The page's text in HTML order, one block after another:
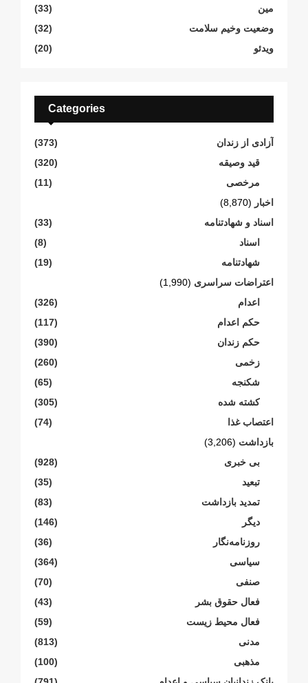
مین
(33)
وضعیت وخیم سلامت
(32)
ویدئو
(20)
Categories
آزادی از زندان
(373)
قید وصیقه
(320)
مرخصی
(11)
اخبار (8,870)
اسناد و شهادتنامە
(33)
اسناد
(8)
شهادتنامە
(19)
اعتراضات سراسری (1,990)
اعدام
(326)
حکم اعدام
(117)
حکم زندان
(390)
زخمی
(260)
شکنجە
(65)
کشته شده
(305)
اعتصاب غذا
(74)
بازداشت (3,206)
بی خبری
(928)
تبعید
(35)
تمدید بازداشت
(83)
دیگر
(146)
روزنامەنگار
(36)
سیاسی
(364)
صنفی
(70)
فعال حقوق بشر
(43)
فعال محیط زیست
(59)
مدنی
(813)
مذهبی
(100)